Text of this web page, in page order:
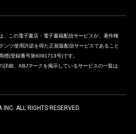
、この電子書店・電子書籍配信サービスが、著作権
ンツ使用許諾を得た正規版配信サービスであること
標(登録番号第6091713号)です。
詳細、ABJマークを掲示しているサービスの一覧は
INC. ALL RIGHTS RESERVED.